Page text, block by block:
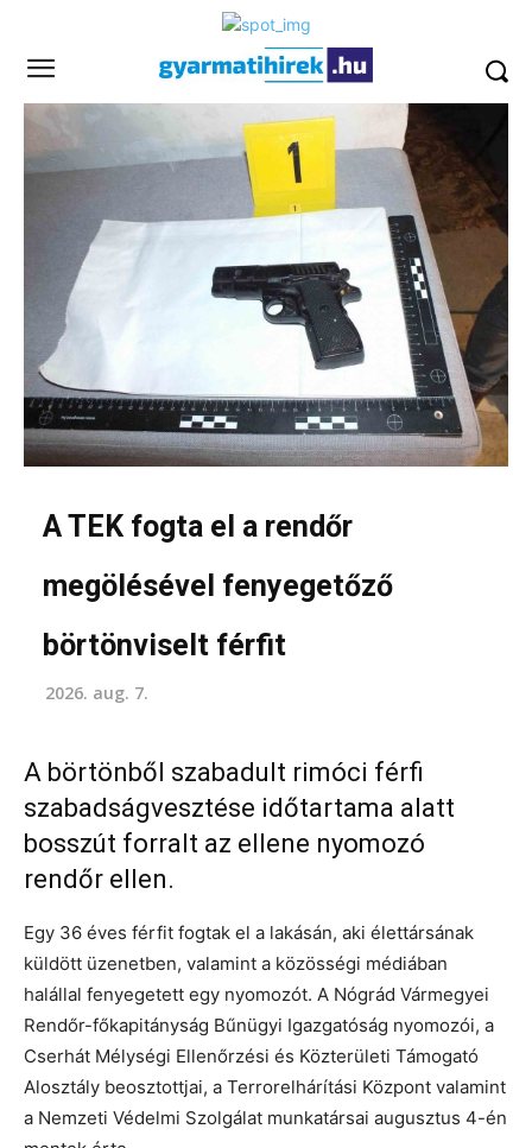
A TEK fogta el a rendőr
megölésével fenyegetőző
börtönviselt férfit
2026. aug. 7.
A börtönből szabadult rimóci férfi
szabadságvesztése időtartama alatt
bosszút forralt az ellene nyomozó
rendőr ellen.
Egy 36 éves férfit fogtak el a lakásán, aki élettársának
küldött üzenetben, valamint a közösségi médiában
halállal fenyegetett egy nyomozót. A Nógrád Vármegyei
Rendőr-főkapitányság Bűnügyi Igazgatóság nyomozói, a
Cserhát Mélységi Ellenőrzési és Közterületi Támogató
Alosztály beosztottjai, a Terrorelhárítási Központ valamint
a Nemzeti Védelmi Szolgálat munkatársai augusztus 4-én